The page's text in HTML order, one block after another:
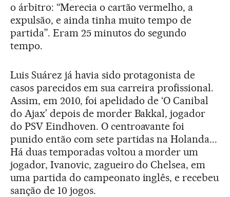
o árbitro: “Merecia o cartão vermelho, a
expulsão, e ainda tinha muito tempo de
partida”. Eram 25 minutos do segundo
tempo.
Luis Suárez já havia sido protagonista de
casos parecidos em sua carreira profissional.
Assim, em 2010, foi apelidado de ‘O Canibal
do Ajax’ depois de morder Bakkal, jogador
do PSV Eindhoven. O centroavante foi
punido então com sete partidas na Holanda...
Há duas temporadas voltou a morder um
jogador, Ivanovic, zagueiro do Chelsea, em
uma partida do campeonato inglês, e recebeu
sanção de 10 jogos.